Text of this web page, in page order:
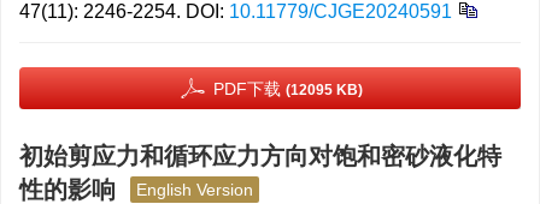
47(11): 2246-2254. DOI: 10.11779/CJGE20240591
PDF下载 (12095 KB)
初始剪应力和循环应力方向对饱和密砂液化特
性的影响
English Version